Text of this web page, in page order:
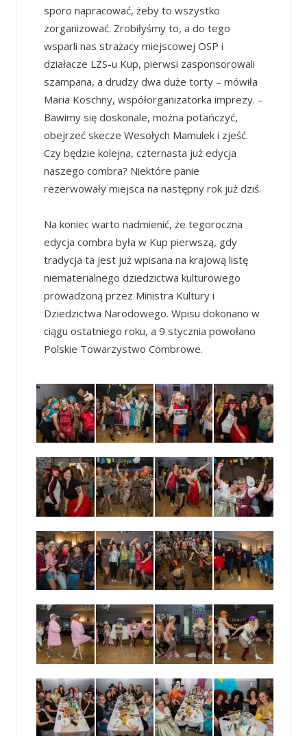
sporo napracować, żeby to wszystko
zorganizować. Zrobiłyśmy to, a do tego
wsparli nas strażacy miejscowej OSP i
działacze LZS-u Kup, pierwsi zasponsorowali
szampana, a drudzy dwa duże torty – mówiła
Maria Koschny, współorganizatorka imprezy. –
Bawimy się doskonale, można potańczyć,
obejrzeć skecze Wesołych Mamulek i zjeść.
Czy będzie kolejna, czternasta już edycja
naszego combra? Niektóre panie
rezerwowały miejsca na następny rok już dziś.
Na koniec warto nadmienić, że tegoroczna
edycja combra była w Kup pierwszą, gdy
tradycja ta jest już wpisana na krajową listę
niematerialnego dziedzictwa kulturowego
prowadzoną przez Ministra Kultury i
Dziedzictwa Narodowego. Wpisu dokonano w
ciągu ostatniego roku, a 9 stycznia powołano
Polskie Towarzystwo Combrowe.